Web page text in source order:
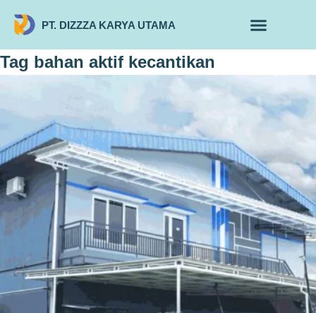
PT. DIZZZA KARYA UTAMA
Tag bahan aktif kecantikan